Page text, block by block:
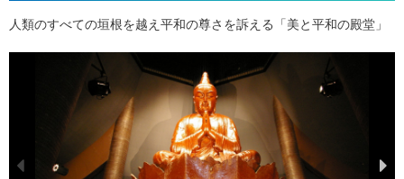
人類のすべての垣根を越え平和の尊さを訴える「美と平和の殿堂」